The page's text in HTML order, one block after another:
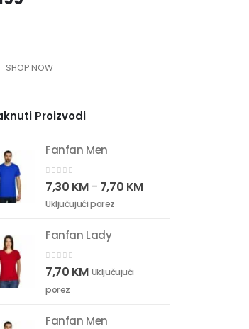
SHOP NOW
Proizvodi
Fanfan Men
0out of 5
7,30 KM – 7,70 KM
Uključujući porez
Fanfan Lady
0out of 5
7,70 KM Uključujući
porez
Fanfan Men